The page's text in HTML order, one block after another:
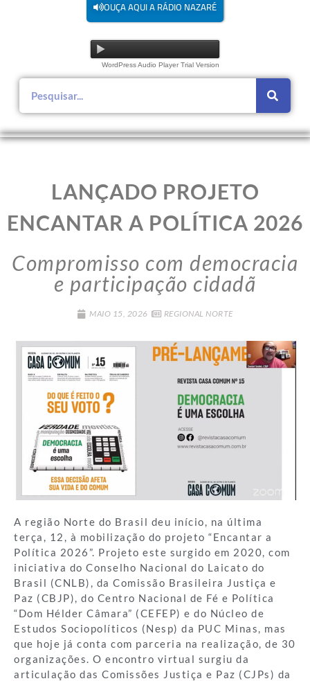
OUÇA AQUI A RÁDIO NAZARÉ
WordPress Audio Player Trial Version
LANÇADO PROJETO
ENCANTAR A POLÍTICA 2026
Compromisso com democracia
e participação cidadã
MAIO 15, 2026 REGIONAL NORTE
A região Norte do Brasil deu início, na última
terça, 12, à mobilização do projeto “Encantar a
Política 2026”. Projeto este surgido em 2020, com
iniciativa do Conselho Nacional do Laicato do
Brasil (CNLB), da Comissão Brasileira Justiça e
Paz (CBJP), do Centro Nacional de Fé e Política
“Dom Hélder Câmara” (CEFEP) e do Núcleo de
Estudos Sociopolíticos (Nesp) da PUC Minas, mas
que hoje já conta com parceria na realização, de 30
organizações. O encontro virtual surgiu da
articulação das Comissões Justiça e Paz (CJPs) da